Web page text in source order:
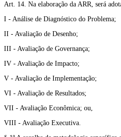
Art. 14. Na elaboração da ARR, será
I - Análise de Diagnóstico do Problema;
II - Avaliação de Desenho;
III - Avaliação de Governança;
IV - Avaliação de Impacto;
V - Avaliação de Implementação;
VI - Avaliação de Resultados;
VII - Avaliação Econômica; ou,
VIII - Avaliação Executiva.